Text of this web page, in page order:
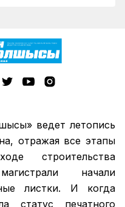
ведет летопись
отражая все этапы
строительства
начали
листки. И когда
статус печатного